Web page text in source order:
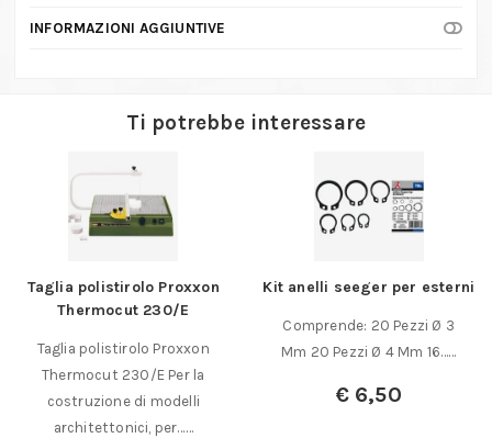
INFORMAZIONI AGGIUNTIVE
Ti potrebbe interessare
Taglia polistirolo Proxxon
Thermocut 230/E
Taglia polistirolo Proxxon
Thermocut 230/E Per la
costruzione di modelli
architettonici, per……
Kit anelli seeger per esterni
Comprende: 20 Pezzi Ø 3
Mm 20 Pezzi Ø 4 Mm 16……
€6,50